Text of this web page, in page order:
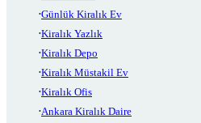
Günlük Kiralık Ev
Kiralık Yazlık
Kiralık Depo
Kiralık Müstakil Ev
Kiralık Ofis
Ankara Kiralık Daire